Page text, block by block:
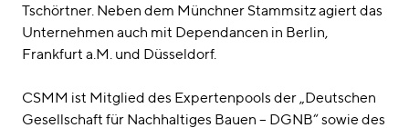
Tschörtner. Neben dem Münchner Stammsitz agiert das
Unternehmen auch mit Dependancen in Berlin,
Frankfurt a.M. und Düsseldorf.
CSMM ist Mitglied des Expertenpools der „Deutschen
Gesellschaft für Nachhaltiges Bauen – DGNB“ sowie des